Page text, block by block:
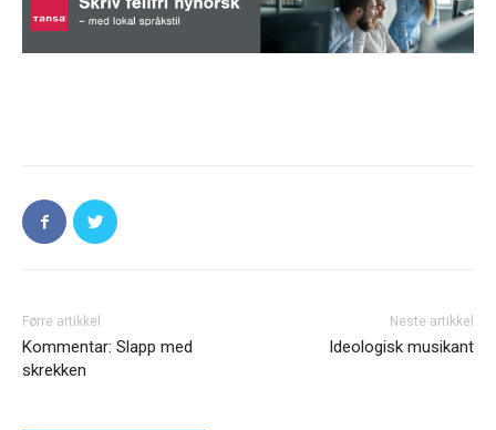
Førre artikkel
Kommentar: Slapp med
skrekken
Neste artikkel
Ideologisk musikant